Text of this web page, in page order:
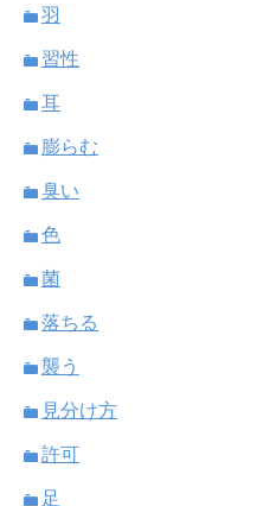
羽
習性
耳
膨らむ
臭い
色
菌
落ちる
襲う
見分け方
許可
足